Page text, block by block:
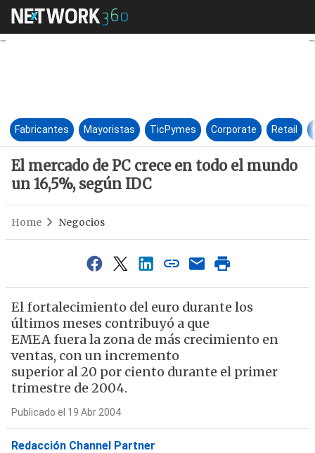
El mercado de PC crece en
Fabricantes Mayoristas TicPymes Corporate Retail
El mercado de PC crece en todo el mundo
un 16,5%, según IDC
Home Negocios
El fortalecimiento del euro durante los
últimos meses contribuyó a que
EMEA fuera la zona de más crecimiento en
ventas, con un incremento
superior al 20 por ciento durante el primer
trimestre de 2004.
Publicado el 19 Abr 2004
Redacción Channel Partner